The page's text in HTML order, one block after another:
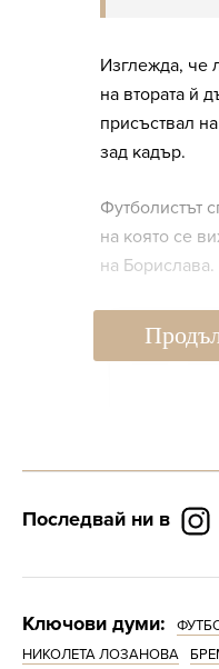
Изглежда, че
на втората й
присъствал
зад кадър.
Футболистът
на която се
на Борислава.
Последвай ни в
Ключови думи:
НИКОЛЕТА ЛОЗАНОВА